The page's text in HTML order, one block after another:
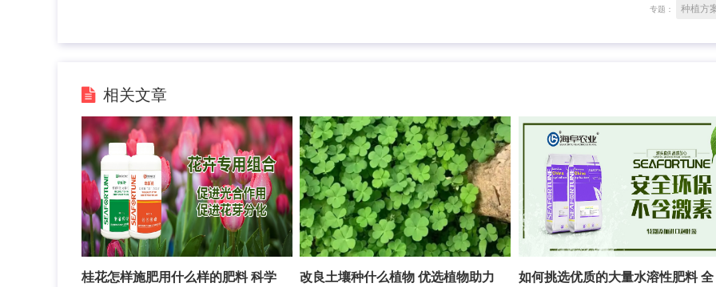
专题： 种植方
相关文章
桂花怎样施肥用什么样的肥料 科学 改良土壤种什么植物 优选植物助力 如何挑选优质的大量水溶性肥料 全